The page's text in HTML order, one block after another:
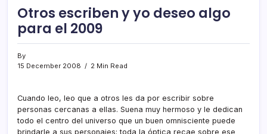
Otros escriben y yo deseo algo
para el 2009
By
15 December 2008
2 Min Read
Cuando leo, leo que a otros les da por escribir sobre
personas cercanas a ellas. Suena muy hermoso y le dedican
todo el centro del universo que un buen omnisciente puede
brindarle a sus personajes: toda la óptica recae sobre ese